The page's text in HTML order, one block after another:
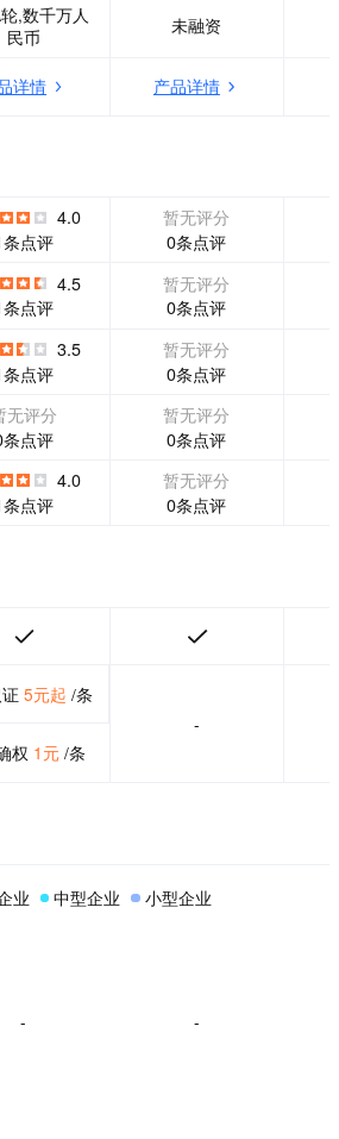
28日，保
为“全国区块
支持方，所
方式。
者，让原创作者/机
构“一次都不跑”就
关费用节首95%以
,数千万人
民币
未融资
详情 产品详情
4.0
条点评
暂无评分
0条点评
4.5
条点评
暂无评分
0条点评
3.5
条点评
暂无评分
0条点评
无评分
点评
暂无评分
0条点评
4.0
条点评
暂无评分
0条点评
5元起 /条
权 1元/条
-
业 中型企业 小型企业
- -